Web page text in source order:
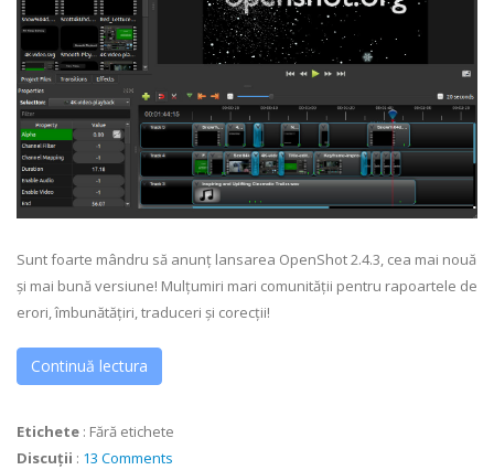
Sunt foarte mândru să anunț lansarea OpenShot 2.4.3, cea mai nouă
și mai bună versiune! Mulțumiri mari comunității pentru rapoartele de
erori, îmbunătățiri, traduceri și corecții!
Continuă lectura
Etichete : Fără etichete
Discuții : 13 Comments